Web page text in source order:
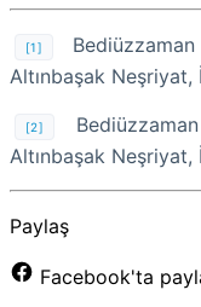
[1]
Altınbaşak
[2]
Altınbaşak
Paylaş
Facebook'ta